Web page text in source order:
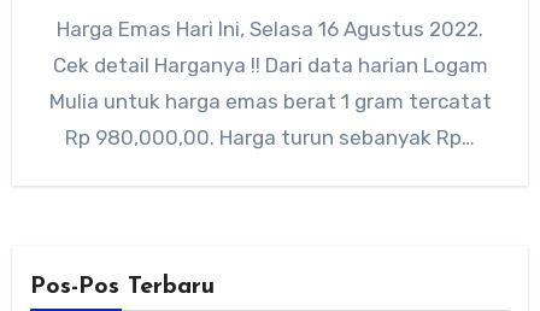
Harga Emas Hari Ini, Selasa 16 Agustus 2022.
Cek detail Harganya !! Dari data harian Logam
Mulia untuk harga emas berat 1 gram tercatat
Rp 980,000,00. Harga turun sebanyak Rp…
Pos-Pos Terbaru